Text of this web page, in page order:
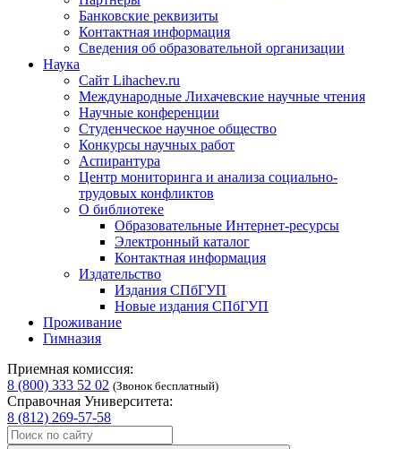
Банковские реквизиты
Контактная информация
Сведения об образовательной организации
Наука
Сайт Lihachev.ru
Международные Лихачевские научные чтения
Научные конференции
Студенческое научное общество
Конкурсы научных работ
Аспирантура
Центр мониторинга и анализа социально-
трудовых конфликтов
О библиотеке
Образовательные Интернет-ресурсы
Электронный каталог
Контактная информация
Издательство
Издания СПбГУП
Новые издания СПбГУП
Проживание
Гимназия
Приемная комиссия:
8 (800) 333 52 02 (Звонок бесплатный)
Справочная Университета:
8 (812) 269-57-58